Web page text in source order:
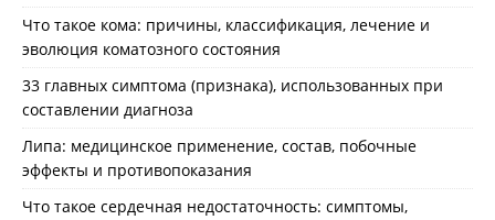
Что такое кома: причины, классификация, лечение и
эволюция коматозного состояния
33 главных симптома (признака), использованных при
составлении диагноза
Липа: медицинское применение, состав, побочные
эффекты и противопоказания
Что такое сердечная недостаточность: симптомы,